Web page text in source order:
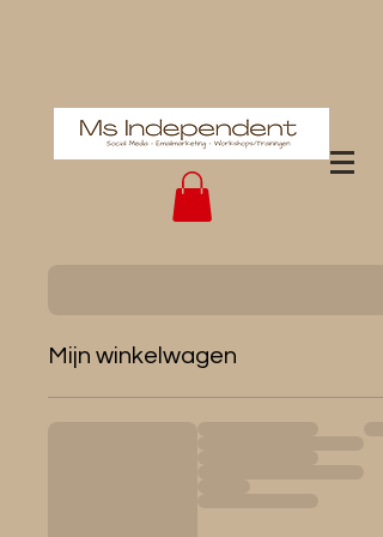
Mijn winkelwagen